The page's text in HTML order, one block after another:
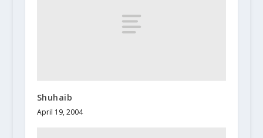
Shuhaib
April 19, 2004